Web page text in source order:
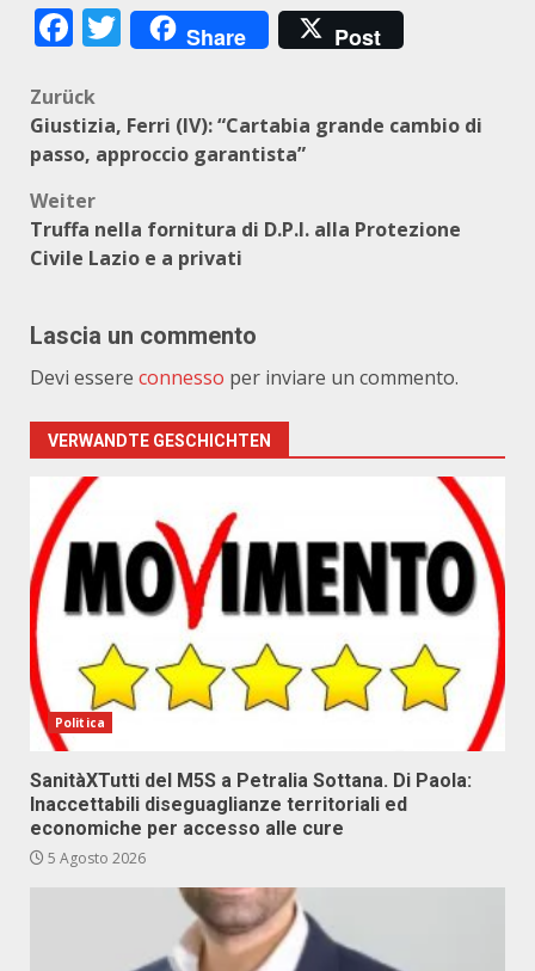
Facebook
Twitter
Share Post
Beitragsnavigation
Zurück
Giustizia, Ferri (IV): “Cartabia grande cambio di
passo, approccio garantista”
Weiter
Truffa nella fornitura di D.P.I. alla Protezione
Civile Lazio e a privati
Lascia un commento
Devi essere connesso per inviare un commento.
VERWANDTE GESCHICHTEN
Politica
SanitàXTutti del M5S a Petralia Sottana. Di Paola:
Inaccettabili diseguaglianze territoriali ed
economiche per accesso alle cure
5 Agosto 2026